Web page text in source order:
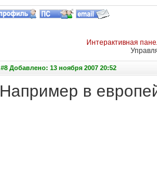
Интерактивная
#8 Добавлено: 13 ноября 2007 20:52
Например в